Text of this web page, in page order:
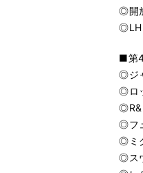
◎開
■第
◎ジ
◎ロ
◎フ
◎ミ
◎ス